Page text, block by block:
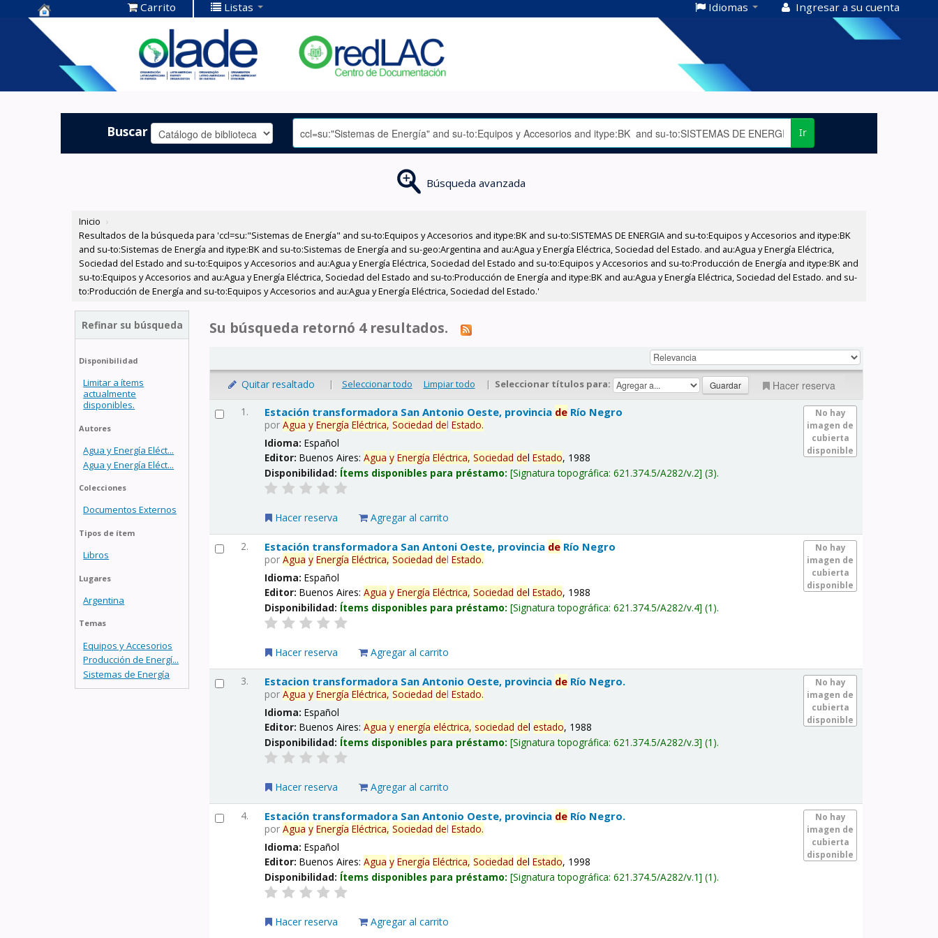
Centro de
Documentación
OLADE -
Carrito Listas Idiomas Ingresar a su cuenta
Buscar Ir
Búsqueda avanzada
Inicio ›
Resultados de la búsqueda para 'ccl=su:"Sistemas de Energía" and su-to:Equipos y Accesorios and itype:BK and su-to:SISTEMAS DE ENERGIA and su-to:Equipos y Accesorios and itype:BK
and su-to:Sistemas de Energía and itype:BK and su-to:Sistemas de Energía and su-geo:Argentina and au:Agua y Energía Eléctrica, Sociedad del Estado. and au:Agua y Energía Eléctrica,
Sociedad del Estado and su-to:Equipos y Accesorios and au:Agua y Energía Eléctrica, Sociedad del Estado and su-to:Equipos y Accesorios and su-to:Producción de Energía and itype:BK and
su-to:Equipos y Accesorios and au:Agua y Energía Eléctrica, Sociedad del Estado and su-to:Producción de Energía and itype:BK and au:Agua y Energía Eléctrica, Sociedad del Estado. and su-
to:Producción de Energía and su-to:Equipos y Accesorios and au:Agua y Energía Eléctrica, Sociedad del Estado.'
Refinar su búsqueda
Disponibilidad
Limitar a ítems
actualmente
disponibles.
Autores
Agua y Energía Eléct...
Agua y Energía Eléct...
Colecciones
Documentos Externos
Tipos de ítem
Libros
Lugares
Argentina
Temas
Equipos y Accesorios
Producción de Energí...
Sistemas de Energía
Su búsqueda retornó 4 resultados.
Quitar resaltado | Seleccionar todo Limpiar todo | Seleccionar títulos para: Hacer reserva
1.
No hay
imagen de
cubierta
disponible
Estación transformadora San Antonio Oeste, provincia de Río Negro
porAgua y Energía Eléctrica, Sociedad delEstado.
Idioma:Español
Editor:Buenos Aires:Agua y Energía Eléctrica, Sociedad delEstado, 1988
Disponibilidad: Ítems disponibles para préstamo: Signatura topográfica:621.374.5/A282/v.2 (3).
Hacer reserva Agregar al carrito
2.
No hay
imagen de
cubierta
disponible
Estación transformadora San Antoni Oeste, provincia de Río Negro
porAgua y Energía Eléctrica, Sociedad delEstado.
Idioma:Español
Editor:Buenos Aires:Agua y Energía Eléctrica, Sociedad delEstado, 1988
Disponibilidad: Ítems disponibles para préstamo: Signatura topográfica:621.374.5/A282/v.4 (1).
Hacer reserva Agregar al carrito
3.
No hay
imagen de
cubierta
disponible
Estacion transformadora San Antonio Oeste, provincia de Río Negro.
porAgua y Energía Eléctrica, Sociedad delEstado.
Idioma:Español
Editor:Buenos Aires:Agua y energía eléctrica, sociedad delestado, 1988
Disponibilidad: Ítems disponibles para préstamo: Signatura topográfica:621.374.5/A282/v.3 (1).
Hacer reserva Agregar al carrito
4.
No hay
imagen de
cubierta
disponible
Estación transformadora San Antonio Oeste, provincia de Río Negro.
porAgua y Energía Eléctrica, Sociedad delEstado.
Idioma:Español
Editor:Buenos Aires:Agua y Energía Eléctrica, Sociedad delEstado, 1998
Disponibilidad: Ítems disponibles para préstamo: Signatura topográfica:621.374.5/A282/v.1 (1).
Hacer reserva Agregar al carrito